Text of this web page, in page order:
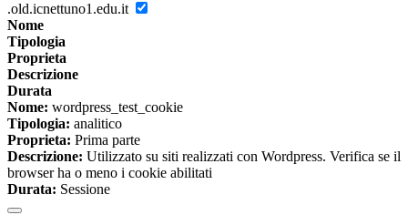
.old.icnettuno1.edu.it
Nome
Tipologia
Proprieta
Descrizione
Durata
Nome: wordpress_test_cookie
Tipologia: analitico
Proprieta: Prima parte
Descrizione: Utilizzato su siti realizzati con Wordpress. Verifica se il
browser ha o meno i cookie abilitati
Durata: Sessione